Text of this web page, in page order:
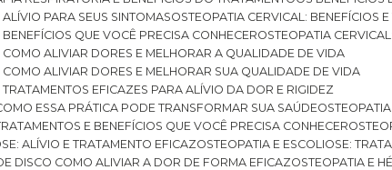
ALÍVIO PARA SEUS SINTOMAS
OSTEOPATIA CERVICAL: BENEFÍCIOS
BENEFÍCIOS QUE VOCÊ PRECISA CONHECER
OSTEOPATIA
COMO ALIVIAR DORES E MELHORAR A QUALIDADE DE VIDA
COMO ALIVIAR DORES E MELHORAR SUA QUALIDADE DE VIDA
TRATAMENTOS EFICAZES PARA ALÍVIO DA DOR E RIGIDEZ
ESSA PRÁTICA PODE TRANSFORMAR SUA SAÚDE
E BENEFÍCIOS QUE VOCÊ PRECISA CONHECER
ALÍVIO E TRATAMENTO EFICAZ
OSTEOPATIA E ESCOLIOSE:
DE DISCO COMO ALIVIAR A DOR DE FORMA EFICAZ
OSTEOPATIA E